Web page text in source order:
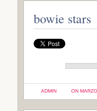
bowie stars
ADMIN ON